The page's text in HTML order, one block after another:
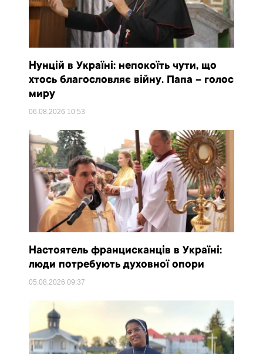
Нунцій в Україні: непокоїть чути, що
хтось благословляє війну. Папа – голос
миру
06.08.2026 10:53
Настоятель францисканців в Україні:
люди потребують духовної опори
05.08.202609:37